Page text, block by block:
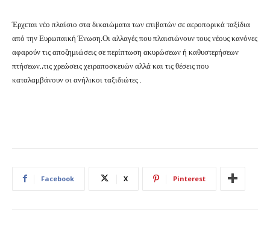
Έρχεται νέο πλαίσιο στα δικαιώματα των επιβατών σε αεροπορικά ταξίδια
από την Ευρωπαική Ένωση.Οι αλλαγές που πλαισιώνουν τους νέους κανόνες
αφαρούν τις αποζημιώσεις σε περίπτωση ακυρώσεων ή καθυστερήσεων
πτήσεων.,τις χρεώσεις χειραποσκευών αλλά και τις θέσεις που
καταλαμβάνουν οι ανήλικοι ταξιδιώτες .
Facebook X Pinterest